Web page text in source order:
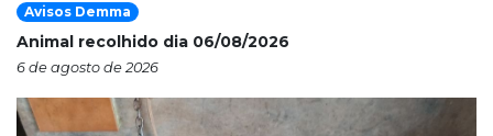
Avisos Demma
Animal recolhido dia 06/08/2026
6 de agosto de 2026